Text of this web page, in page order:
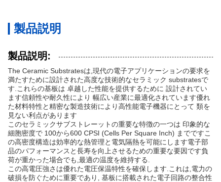
製品説明
製品説明:
The Ceramic Substratesは,現代の電子アプリケーションの要求を
満たすために設計された高度な技術的なセラミック substratesで
す.これらの基板は 卓越した性能を提供するために 設計されてい
ます信頼性や耐久性により 幅広い産業に最適化されています優れ
た材料特性と精密な製造技術により高性能電子機器にとって 類を
見ない利点があります
このセラミックサブストレーットの重要な特徴の一つは 印象的な
細胞密度で 100から600 CPSI (Cells Per Square Inch) までですこ
の高密度構造は効率的な熱管理と電気隔熱を可能にします電子部
品のパフォーマンスと長寿を向上させるための重要な要因です負
荷が重かった場合でも,最適の温度を維持する.
この高電圧強さは優れた電圧保温特性を確保します.これは,電力の
破損を防ぐために重要であり, 基板に搭載された電子回路の整合性